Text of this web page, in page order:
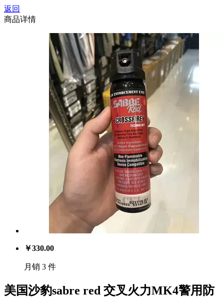
返回
商品详情
￥330.00
月销 3 件
美国沙豹sabre red 交叉火力MK4警用防